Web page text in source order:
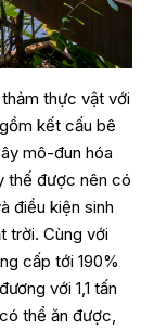
thực vật với
kết cấu bê
mô-đun hóa
thế được nên có
điều kiện sinh
trời. Cùng với
cấp tới 190%
với 1,1 tấn
thể ăn được,